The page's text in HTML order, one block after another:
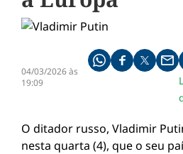
04/03/2026 às
19:09
Compartilhe pelo
Compartilhar
O ditador russo, Vladimir
nesta quarta (4), que o seu